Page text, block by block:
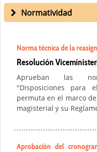
Normatividad
Norma técnica de la
Resolución
Aprueban las
"Disposiciones para
permuta en el marco
magisterial y su
Aprobación del